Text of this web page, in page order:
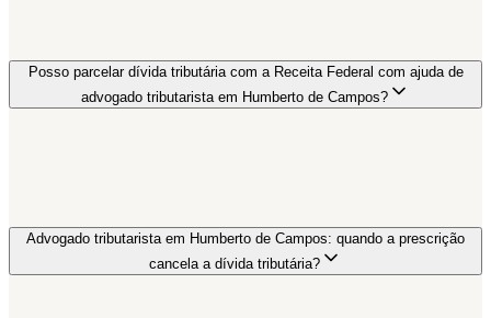
Posso parcelar dívida tributária com a Receita Federal com ajuda de
advogado tributarista em Humberto de Campos?
Advogado tributarista em Humberto de Campos: quando a prescrição
cancela a dívida tributária?